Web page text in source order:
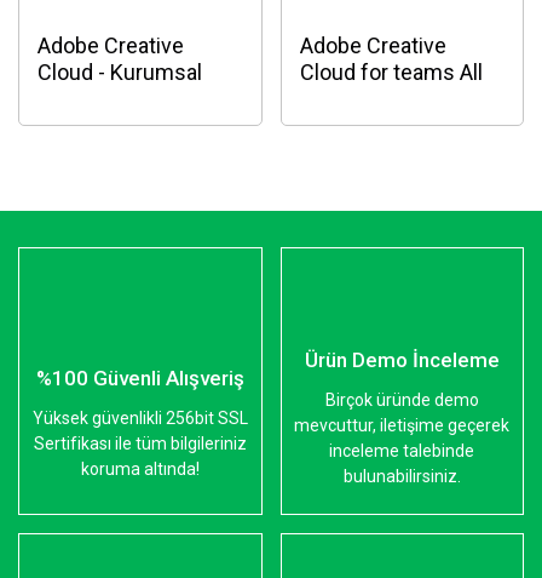
Adobe Creative
Cloud - Kurumsal
Adobe Creative
Cloud for teams All
%100 Güvenli Alışveriş
Yüksek güvenlikli 256bit SSL
Sertifikası ile tüm bilgileriniz
koruma altında!
Ürün Demo İnceleme
Birçok üründe demo
mevcuttur, iletişime geçerek
inceleme talebinde
bulunabilirsiniz.